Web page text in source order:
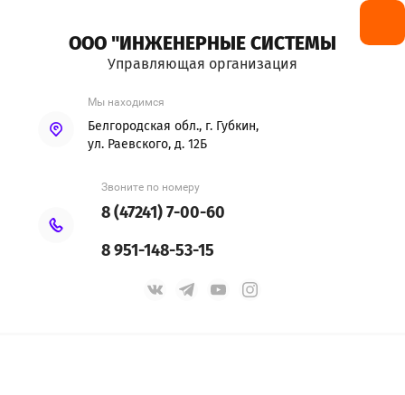
ООО "ИНЖЕНЕРНЫЕ СИСТЕМЫ
Управляющая организация
Звоните по номеру
8 (47241) 7-00-60
8 951-148-53-15
Мы находимся
Белгородская обл., г. Губкин,
ул. Раевского, д. 12Б